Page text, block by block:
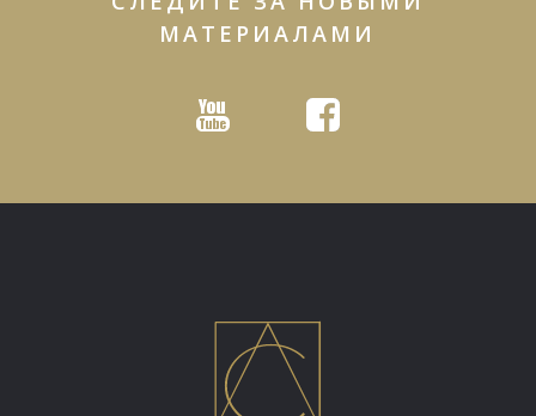
МАТЕРИАЛАМИ
Youtube Facebook